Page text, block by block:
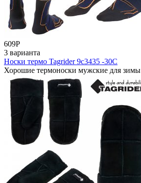
609Р
3 варианта
Носки термо Tagrider 9с3435 -30С
Хорошие термоноски мужские для зимы